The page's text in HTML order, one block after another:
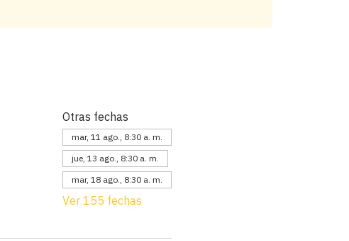
Otras fechas
mar, 11 ago., 8:30 a. m.
jue, 13 ago., 8:30 a. m.
mar, 18 ago., 8:30 a. m.
Ver 155 fechas